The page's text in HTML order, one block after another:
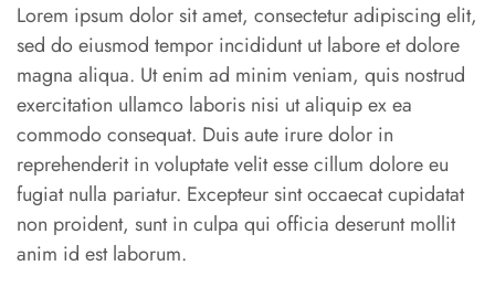
Lorem ipsum dolor sit amet, consectetur adipiscing elit,
sed do eiusmod tempor incididunt ut labore et dolore
magna aliqua. Ut enim ad minim veniam, quis nostrud
exercitation ullamco laboris nisi ut aliquip ex ea
commodo consequat. Duis aute irure dolor in
reprehenderit in voluptate velit esse cillum dolore eu
fugiat nulla pariatur. Excepteur sint occaecat cupidatat
non proident, sunt in culpa qui officia deserunt mollit
anim id est laborum.